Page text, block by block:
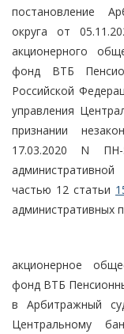
постановление
округа от
акционерного
фонд ВТБ
Российской
управления
признании
17.03.2020 N
частью 12 статьи
административных
акционерное
фонд ВТБ
в Арбитражный
Центральному